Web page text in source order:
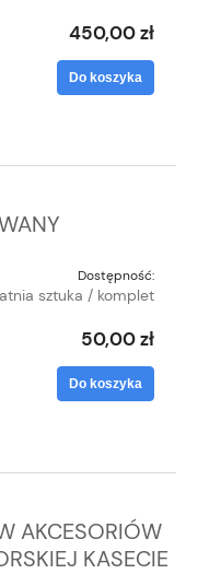
450,00 zł
Do koszyka
Dostępność:
sztuka / komplet
50,00 zł
Do koszyka
AKCESORIÓW
KASECIE